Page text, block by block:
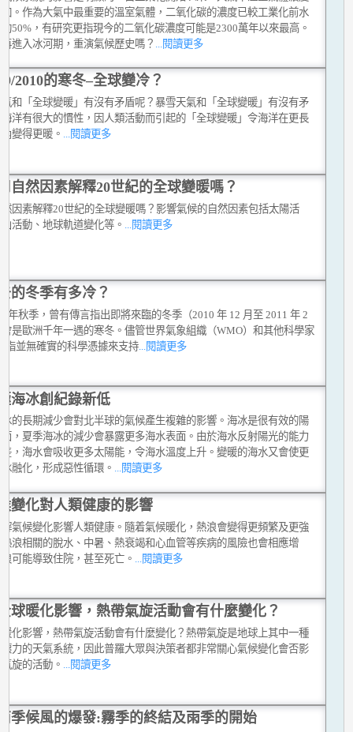
。作為大氣中最重要的溫室氣體，二氧化碳的濃度已較工業化前水
50%，有研究更指現今的二氧化碳濃度可能是2300萬年以來最高。
進入冰河期，重演氣候歷史嗎？
...閱讀更多
2010的寒冬–全球變冷？
和「全球變暖」有沒有矛盾呢？暴雪天氣和「全球變暖」有沒有矛
洋有很大的慣性，因人類活動而引起的「全球變暖」令海洋在更長
變得更暖。 ...閱讀更多
自然因素解釋20世紀的全球變暖嗎？
因素解釋20世紀的全球變暖嗎？影響氣候的自然因素包括太陽活
活動、地球軌道變化等。
...閱讀更多
的冬季有多冷？
年秋季，曾有傳言指出即將來臨的冬季（2010 年 12 月至 2011 年 2
是歐洲千年一遇的寒冬。儘管世界氣象組織（WMO）和其他科學家
指並無確實的科學憑據來支持...閱讀更多
海冰創紀錄新低
的長期減少會對北半球的氣候產生複雜的影響。海冰是很有效的陽
，夏季海冰的減少會暴露更多海水表面。由於海水反射陽光的能力
，海水會吸收更多太陽能，令海水溫度上升。變暖的海水又會使更
融化，形成惡性循環。 ...閱讀更多
變化對人類健康的影響
氣候變化影響人類健康。隨着氣候暖化，熱浪會變得更頻繁及更強
浪相關的脫水、中暑、熱衰竭和心血管等疾病的風險也會相應增
可能導致住院，甚至死亡。
...閱讀更多
球暖化影響，熱帶氣旋活動會有什麼變化？
化影響，熱帶氣旋活動會有什麼變化？熱帶氣旋是地球上其中一種
力的天氣系統，因此普羅大眾與決策者都非常關心氣候變化會否影
旋的活動。 ...閱讀更多
季候風的爆發:霧季的終結及雨季的開始